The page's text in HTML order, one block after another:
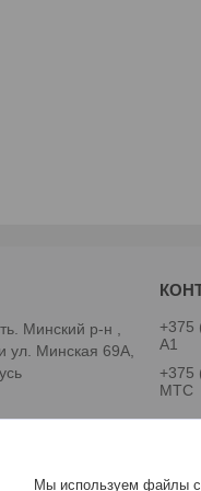
Минский р-н ,
ул. Минская 69А,
+375
А1
+375
МТС
Мы используем файлы